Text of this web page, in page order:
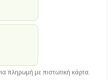
πληρωμή με πιστωτική κάρτα.